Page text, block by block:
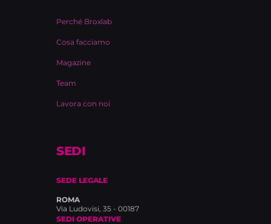
Perché Broxlab
Cosa facciamo
Magazine
Team
Lavora con noi
SEDI
SEDE LEGALE
ROMA
Via Ludovisi, 35 - 00187
SEDI OPERATIVE